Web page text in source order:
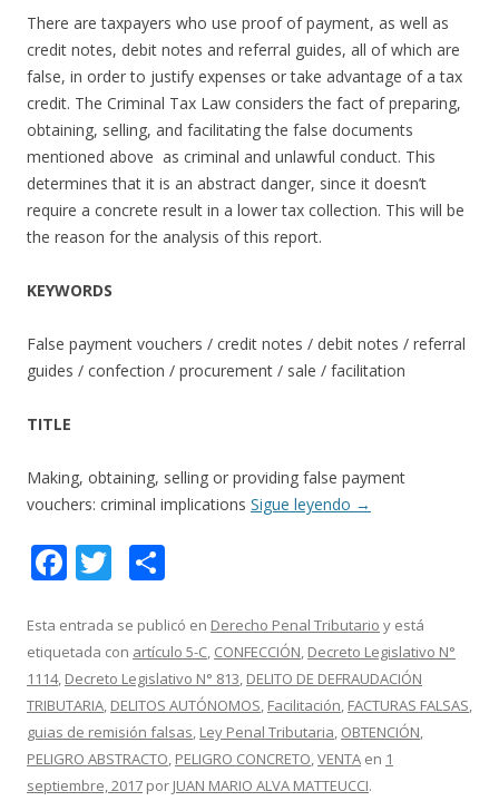
There are taxpayers who use proof of payment, as well as
credit notes, debit notes and referral guides, all of which are
false, in order to justify expenses or take advantage of a tax
credit. The Criminal Tax Law considers the fact of preparing,
obtaining, selling, and facilitating the false documents
mentioned above as criminal and unlawful conduct. This
determines that it is an abstract danger, since it doesn’t
require a concrete result in a lower tax collection. This will be
the reason for the analysis of this report.
KEYWORDS
False payment vouchers / credit notes / debit notes / referral
guides / confection / procurement / sale / facilitation
TITLE
Making, obtaining, selling or providing false payment
vouchers: criminal implications Sigue leyendo →
F
e
b
o
o
k
T
itt
er
m
p
ar
ti
r
Esta entrada se publicó en Derecho Penal Tributario y está
etiquetada con artículo 5-C, CONFECCIÓN, Decreto Legislativo N°
1114, Decreto Legislativo N° 813, DELITO DE DEFRAUDACIÓN
TRIBUTARIA, DELITOS AUTÓNOMOS, Facilitación, FACTURAS FALSAS,
guias de remisión falsas, Ley Penal Tributaria, OBTENCIÓN,
PELIGRO ABSTRACTO, PELIGRO CONCRETO,VENTA en 1
septiembre, 2017 por JUAN MARIO ALVA MATTEUCCI.